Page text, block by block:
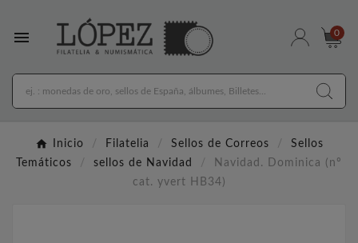
 0
Inicio Filatelia Sellos de Correos
Sellos
Temáticos
sellos de Navidad
Navidad. Dominica (nº
cat. yvert HB34)